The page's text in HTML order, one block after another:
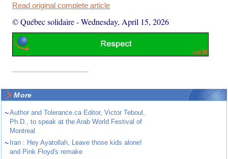
Read original complete article
© Québec solidaire-Wednesday, April 15, 2026
More
~Author and Tolerance.ca Editor, Victor Teboul,
Ph.D., to speak at the Arab World Festival of
Montreal
~ Iran : Hey Ayatollah, Leave those kids alone!
and Pink Floyd's remake